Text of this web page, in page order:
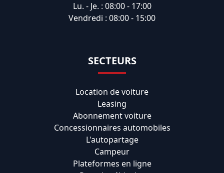
Lu. - Je. : 08:00 - 17:00
Vendredi : 08:00 - 15:00
SECTEURS
Location de voiture
Leasing
Abonnement voiture
Concessionnaires automobiles
L'autopartage
Campeur
Plateformes en ligne